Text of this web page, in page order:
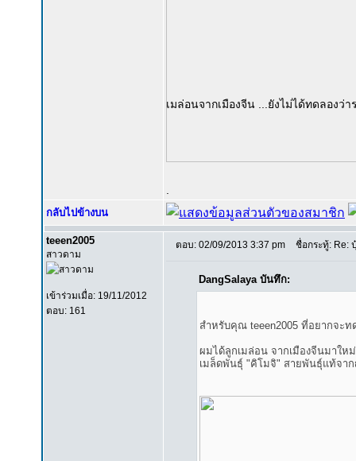
เมล่อนจากเมืองจีน ...ยังไม่ได้ทดลองว่า
กลับไปข้างบน
teeen2005
สาวดาม
เข้าร่วมเมื่อ: 19/11/2012
ตอบ: 161
ตอบ: 02/09/2013 3:37 pm ชื่อกระทู้: Re:
DangSalaya บันทึก:
สำหรับคุณ teeen2005 ที่อยากจะ
ผมได้ลูกเมล่อน จากเมืองจีนมาให
เมล็ดพันธุ์ "คิโมจิ" สายพันธุ์แท้จา